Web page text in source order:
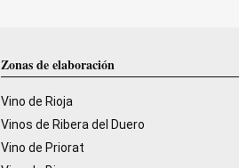
Zonas de elaboración
Vino de Rioja
Vinos de Ribera del Duero
Vino de Priorat